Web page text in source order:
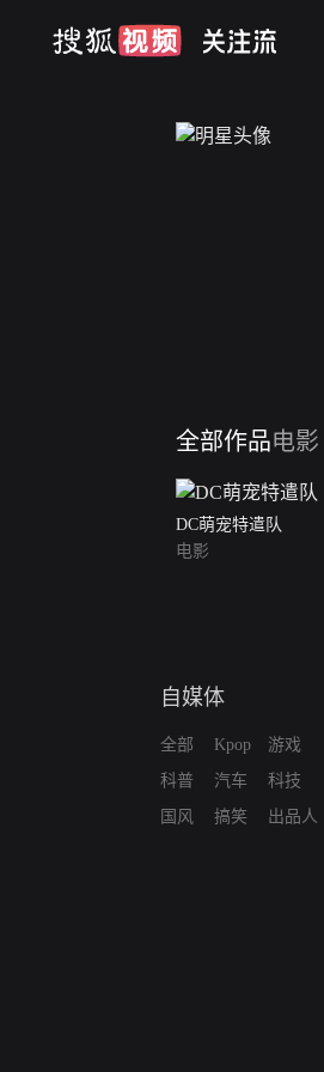
全部作品电影
DC萌宠特遣队
电影
自媒体
全部
科普
国风
Kpop
汽车
搞笑
游戏
科技
出品人